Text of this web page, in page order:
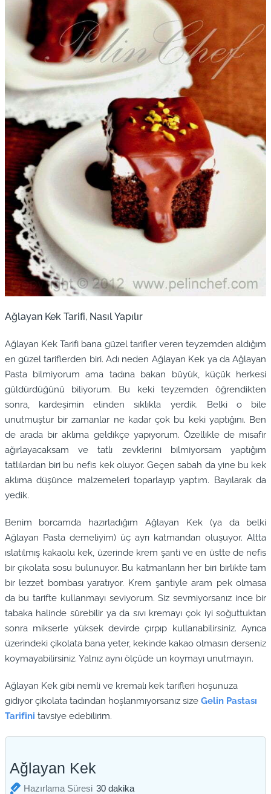
Ağlayan Kek Tarifi, Nasıl Yapılır
Ağlayan Kek Tarifi bana güzel tarifler veren teyzemden aldığım
en güzel tariflerden biri. Adı neden Ağlayan Kek ya da Ağlayan
Pasta bilmiyorum ama tadına bakan büyük, küçük herkesi
güldürdüğünü biliyorum. Bu keki teyzemden öğrendikten
sonra, kardeşimin elinden sıklıkla yerdik. Belki o bile
unutmuştur bir zamanlar ne kadar çok bu keki yaptığını. Ben
de arada bir aklıma geldikçe yapıyorum. Özellikle de misafir
ağırlayacaksam ve tatlı zevklerini bilmiyorsam yaptığım
tatlılardan biri bu nefis kek oluyor. Geçen sabah da yine bu kek
aklıma düşünce malzemeleri toparlayıp yaptım. Bayılarak da
yedik.
Benim borcamda hazırladığım Ağlayan Kek (ya da belki
Ağlayan Pasta demeliyim) üç ayrı katmandan oluşuyor. Altta
ıslatılmış kakaolu kek, üzerinde krem şanti ve en üstte de nefis
bir çikolata sosu bulunuyor. Bu katmanların her biri birlikte tam
bir lezzet bombası yaratıyor. Krem şantiyle aram pek olmasa
da bu tarifte kullanmayı seviyorum. Siz sevmiyorsanız ince bir
tabaka halinde sürebilir ya da sıvı kremayı çok iyi soğuttuktan
sonra mikserle yüksek devirde çırpıp kullanabilirsiniz. Ayrıca
üzerindeki çikolata bana yeter, kekinde kakao olmasın derseniz
koymayabilirsiniz. Yalnız aynı ölçüde un koymayı unutmayın.
Ağlayan Kek gibi nemli ve kremalı kek tarifleri hoşunuza
gidiyor çikolata tadından hoşlanmıyorsanız size Gelin Pastası
Tarifini tavsiye edebilirim.
Ağlayan Kek
Hazırlama Süresi 30dakika
dakika